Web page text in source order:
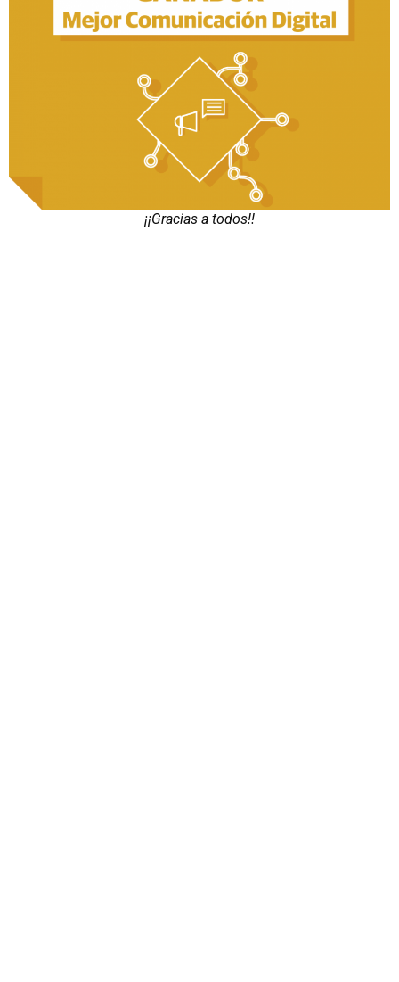
¡¡Gracias a todos!!